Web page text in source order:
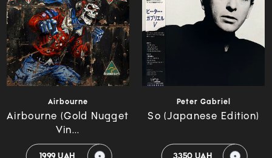
Airbourne
Airbourne (Gold Nugget
Vin...
1999 UAH
Peter Gabriel
So (Japanese Edition)
3350 UAH